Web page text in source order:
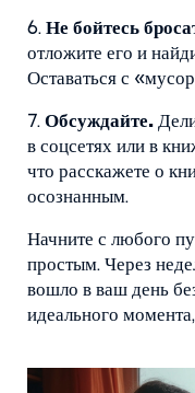
6. Не бойтесь
отложите его и
Оставаться с
7. Обсуждайте.
в соцсетях или в
что расскажете о
осознанным.
Начните с любого
простым. Через
вошло в ваш день
идеального